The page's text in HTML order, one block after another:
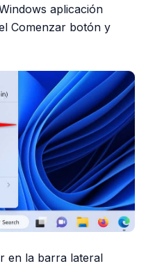
aplicación
Comenzar botón y
en la barra lateral